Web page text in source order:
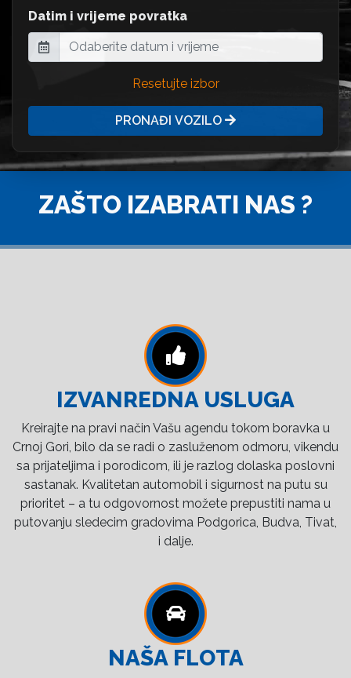
Datim i vrijeme povratka
Resetujte izbor
PRONAĐI VOZILO
ZAŠTO IZABRATI NAS ?
IZVANREDNA USLUGA
Kreirajte na pravi način Vašu agendu tokom boravka u
Crnoj Gori, bilo da se radi o zasluženom odmoru, vikendu
sa prijateljima i porodicom, ili je razlog dolaska poslovni
sastanak. Kvalitetan automobil i sigurnost na putu su
prioritet – a tu odgovornost možete prepustiti nama u
putovanju sledecim gradovima Podgorica, Budva, Tivat,
i dalje.
NAŠA FLOTA